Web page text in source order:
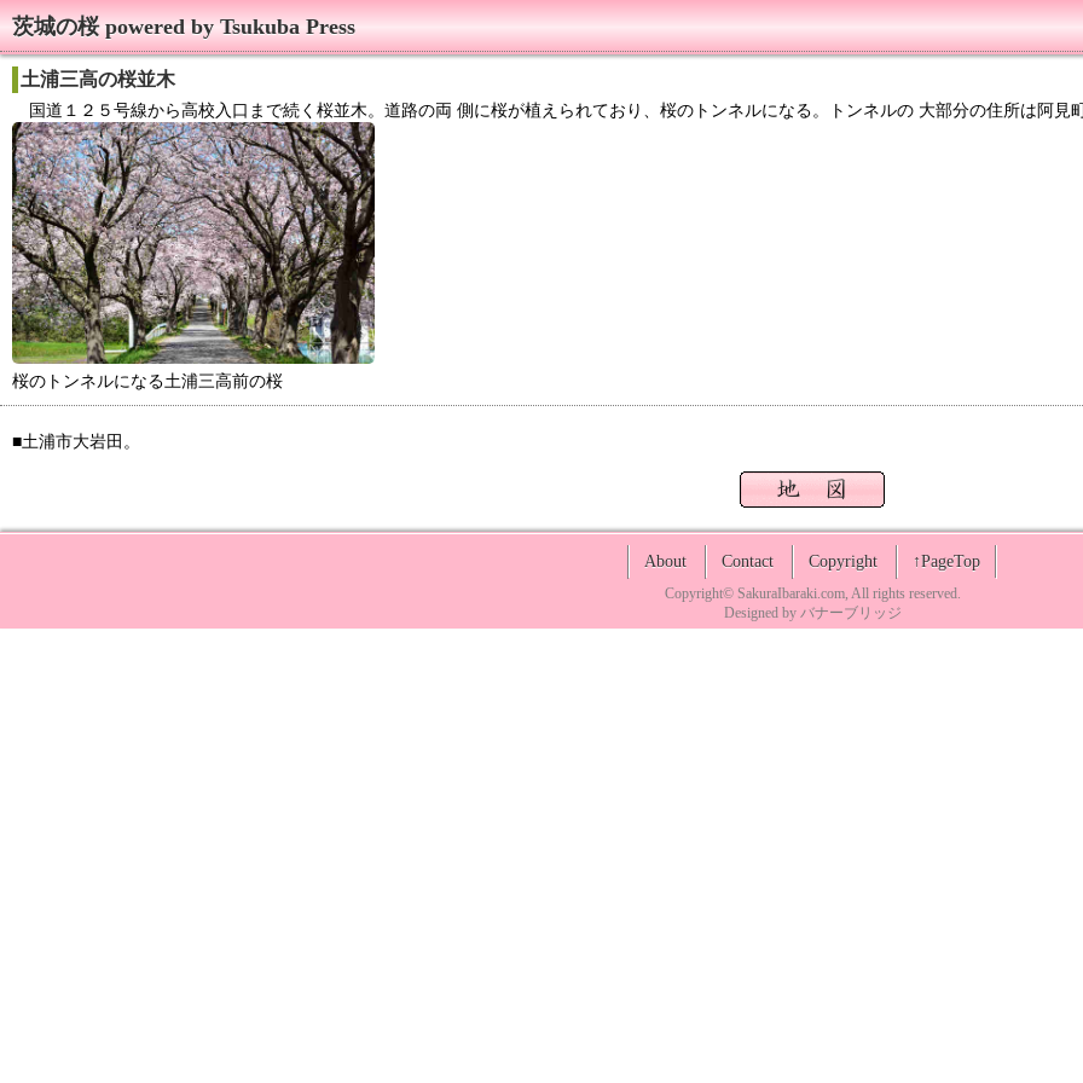
茨城の桜 powered by Tsukuba Press
土浦三高の桜並木
国道１２５号線から高校入口まで続く桜並木。道路の両 側に桜が植えられており、桜のトンネルになる。トンネルの 大部分の住所は阿見町
桜のトンネルになる土浦三高前の桜
■土浦市大岩田。
About Contact Copyright ↑PageTop
Copyright© SakuraIbaraki.com, All rights reserved.
Designed by バナーブリッジ